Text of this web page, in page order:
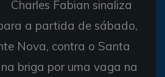
Charles Fabian sinaliza
a partida de sábado,
Nova, contra o Santa
briga por uma vaga na